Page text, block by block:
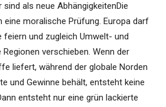
als neue AbhängigkeitenDie
moralische Prüfung. Europa darf
feiern und zugleich Umwelt- und
verschieben. Wenn der
liefert, während der globale Norden
und Gewinne behält, entsteht keine
entsteht nur eine grün lackierte